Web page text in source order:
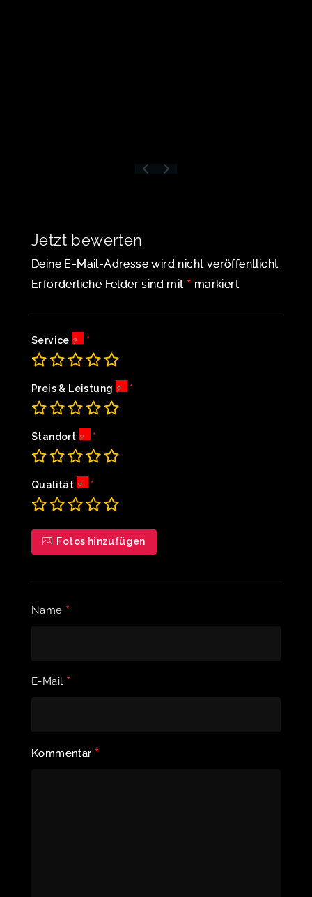
Jetzt bewerten
Deine E-Mail-Adresse wird nicht veröffentlicht.
Erforderliche Felder sind mit * markiert
Service
Preis & Leistung
Standort
Qualität
Fotos hinzufügen
Name *
E-Mail *
Kommentar *